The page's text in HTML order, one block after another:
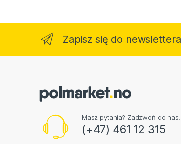
Zapisz się do newslettera
Masz pytania? Zadzwoń do nas.
(+47) 461 12 315